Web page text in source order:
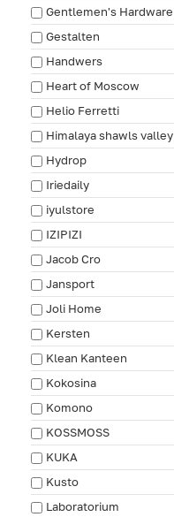
Gentlemen's Hardware
Gestalten
Handwers
Heart of Moscow
Helio Ferretti
Himalaya shawls valley
Hydrop
Iriedaily
iyulstore
IZIPIZI
Jacob Cro
Jansport
Joli Home
Kersten
Klean Kanteen
Kokosina
Komono
KOSSMOSS
KUKA
Kusto
Laboratorium